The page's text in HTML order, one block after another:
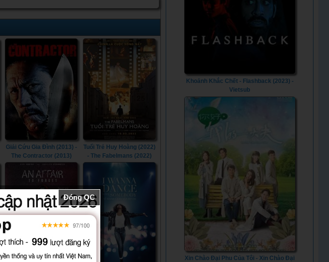
Giải Cứu Gia Đình (2013) -
The Contractor (2013)
Tuổi Trẻ Huy Hoàng (2022)
- The Fabelmans (2022)
Khoảnh Khắc Chết - Flashback (2023) -
Vietsub
Xin Chào Đại Phu Của Tôi - Xin Chào Đại
Đóng QC